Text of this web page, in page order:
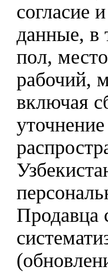
согласие
данные, в
пол,
рабочий,
включая
Продавца